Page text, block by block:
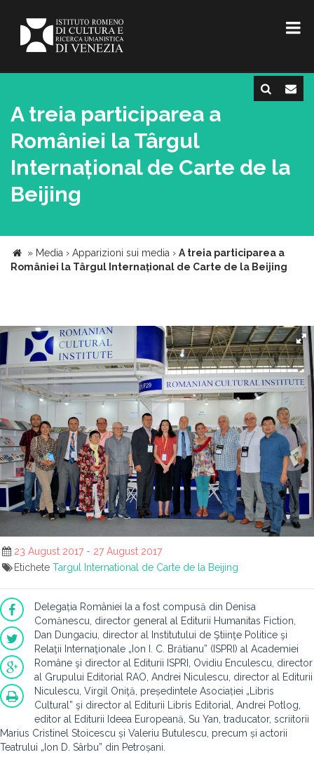
A treia participarea a
României la Târgul
Internațional de Carte de la
Beijing
» Media › Apparizioni sui media › A treia participarea a
României la Târgul Internațional de Carte de la Beijing
23 August 2017 - 27 August 2017
Etichete Targul International de Carte de la Beijing
Delegația României la a fost compusă din Denisa
Comănescu, director general al Editurii Humanitas Fiction,
Dan Dungaciu, director al Institutului de Ştiinţe Politice şi
Relaţii Internaţionale „Ion I. C. Brătianu” (ISPRI) al Academiei
Române şi director al Editurii ISPRI, Ovidiu Enculescu, director
al Grupului Editorial RAO, Andrei Niculescu, director al Editurii
Niculescu, Virgil Oniţă, președintele Asociației „Libris
Cultural” şi director al Editurii Libris Editorial, Andrei Potlog,
editor al Editurii Ideea Europeană, Su Yan, traducator, scriitorii
Marius Cristinel Stoicescu și Valeriu Butulescu, precum și actorii
Teatrului „Ion D. Sârbu” din Petroșani.